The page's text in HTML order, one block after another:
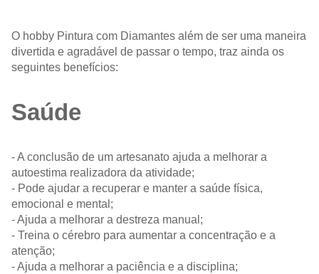
O hobby Pintura com Diamantes além de ser uma maneira
divertida e agradável de passar o tempo, traz ainda os
seguintes benefícios:
Saúde
- A conclusão de um artesanato ajuda a melhorar a
autoestima realizadora da atividade;
- Pode ajudar a recuperar e manter a saúde física,
emocional e mental;
- Ajuda a melhorar a destreza manual;
- Treina o cérebro para aumentar a concentração e a
atenção;
- Ajuda a melhorar a paciência e a disciplina;